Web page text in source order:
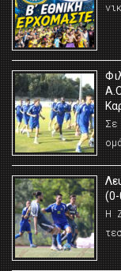
Σε
Η